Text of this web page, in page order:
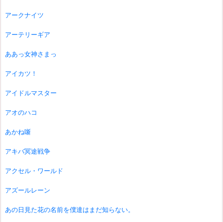
アークナイツ
アーテリーギア
ああっ女神さまっ
アイカツ！
アイドルマスター
アオのハコ
あかね噺
アキバ冥途戦争
アクセル・ワールド
アズールレーン
あの日見た花の名前を僕達はまだ知らない。